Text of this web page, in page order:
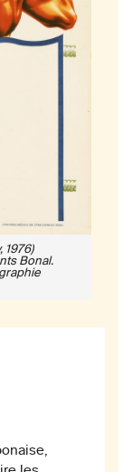
1976)
Bonal.